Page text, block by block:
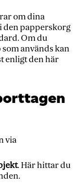
om dina
den papperskorg
Om du
används kan
enligt den här
via
. Här hittar du